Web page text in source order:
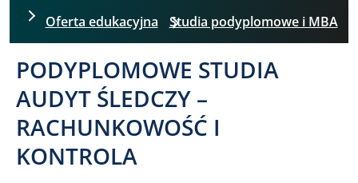
Oferta edukacyjna Studia podyplomowe i MBA
PODYPLOMOWE STUDIA
AUDYT ŚLEDCZY –
RACHUNKOWOŚĆ I
KONTROLA